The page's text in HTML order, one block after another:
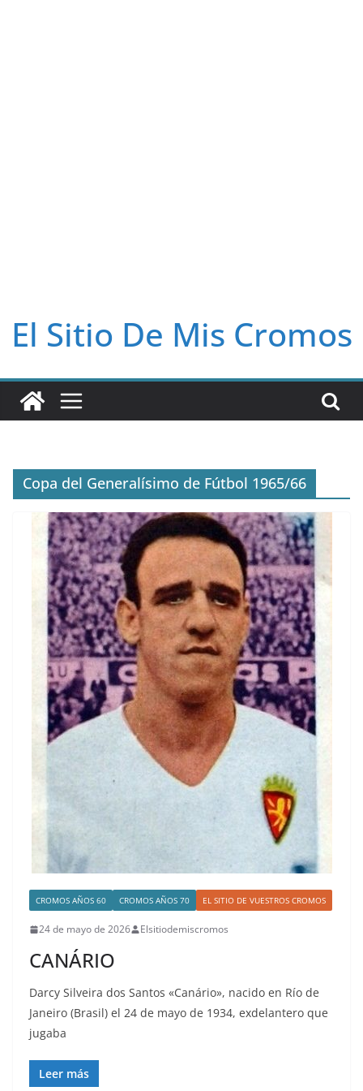
El Sitio De Mis Cromos
Copa del Generalísimo de Fútbol 1965/66
CROMOS AÑOS 60 CROMOS AÑOS 70 EL SITIO DE VUESTROS CROMOS
24 de mayo de 2026 Elsitiodemiscromos
CANÁRIO
Darcy Silveira dos Santos «Canário», nacido en Río de
Janeiro (Brasil) el 24 de mayo de 1934, exdelantero que
jugaba
Leer más